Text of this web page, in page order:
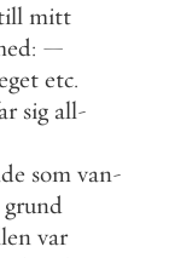
mitt
: —
etc.
sig all-
som van-
grund
var